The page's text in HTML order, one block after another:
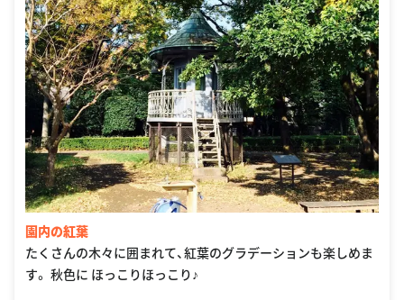
園内の紅葉
たくさんの木々に囲まれて、紅葉のグラデーションも楽しめま
す。 秋色に ほっこりほっこり♪